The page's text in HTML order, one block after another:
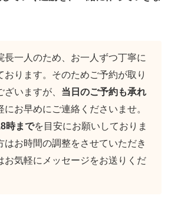
長一人のため、お一人ずつ丁寧に
おります。そのためご予約が取り
いますが、 当日のご予約も承れ
にお早めにご連絡くださいませ。
時までを目安にお願いしておりま
はお時間の調整をさせていただき
お気軽にメッセージをお送りくだ